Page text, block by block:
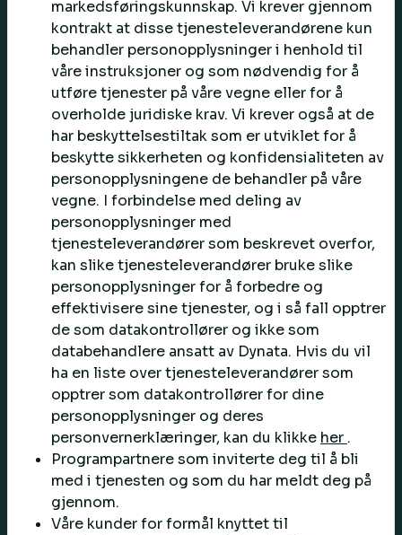
markedsføringskunnskap. Vi krever gjennom
kontrakt at disse tjenesteleverandørene kun
behandler personopplysninger i henhold til
våre instruksjoner og som nødvendig for å
utføre tjenester på våre vegne eller for å
overholde juridiske krav. Vi krever også at de
har beskyttelsestiltak som er utviklet for å
beskytte sikkerheten og konfidensialiteten av
personopplysningene de behandler på våre
vegne. I forbindelse med deling av
personopplysninger med
tjenesteleverandører som beskrevet overfor,
kan slike tjenesteleverandører bruke slike
personopplysninger for å forbedre og
effektivisere sine tjenester, og i så fall opptrer
de som datakontrollører og ikke som
databehandlere ansatt av Dynata. Hvis du vil
ha en liste over tjenesteleverandører som
opptrer som datakontrollører for dine
personopplysninger og deres
personvernerklæringer, kan du klikke her .
Programpartnere som inviterte deg til å bli
med i tjenesten og som du har meldt deg på
gjennom.
Våre kunder for formål knyttet til